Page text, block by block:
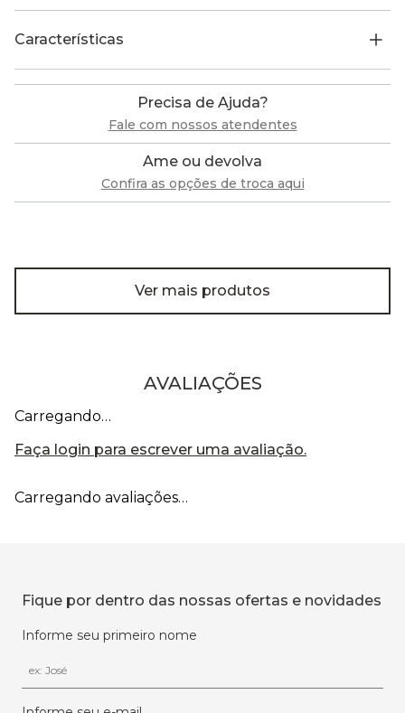
Características
Precisa de Ajuda?
Fale com nossos atendentes
Ame ou devolva
Confira as opções de troca aqui
Ver mais produtos
AVALIAÇÕES
Carregando…
Faça login para escrever uma avaliação.
Carregando avaliações…
Fique por dentro das nossas ofertas e novidades
Informe seu primeiro nome